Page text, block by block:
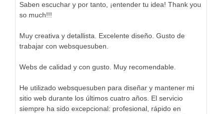
Saben escuchar y por tanto, ¡entender tu idea! Thank you
so much!!!
Muy creativa y detallista. Excelente diseño. Gusto de
trabajar con websquesuben.
Webs de calidad y con gusto. Muy recomendable.
He utilizado websquesuben para diseñar y mantener mi
sitio web durante los últimos cuatro años. El servicio
siempre ha sido excepcional: profesional, rápido en